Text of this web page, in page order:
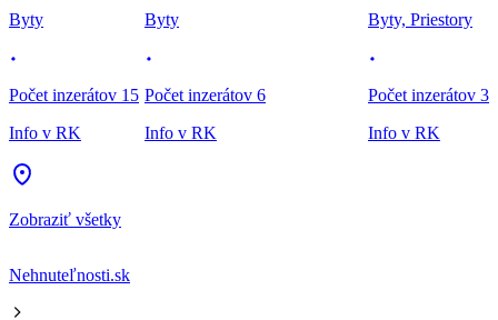
Byty
Počet inzerátov 15
Info v RK
Byty
Počet inzerátov 6
Info v RK
Byty, Priestory
Počet inzerátov 3
Info v RK
Zobraziť všetky
Nehnuteľnosti.sk